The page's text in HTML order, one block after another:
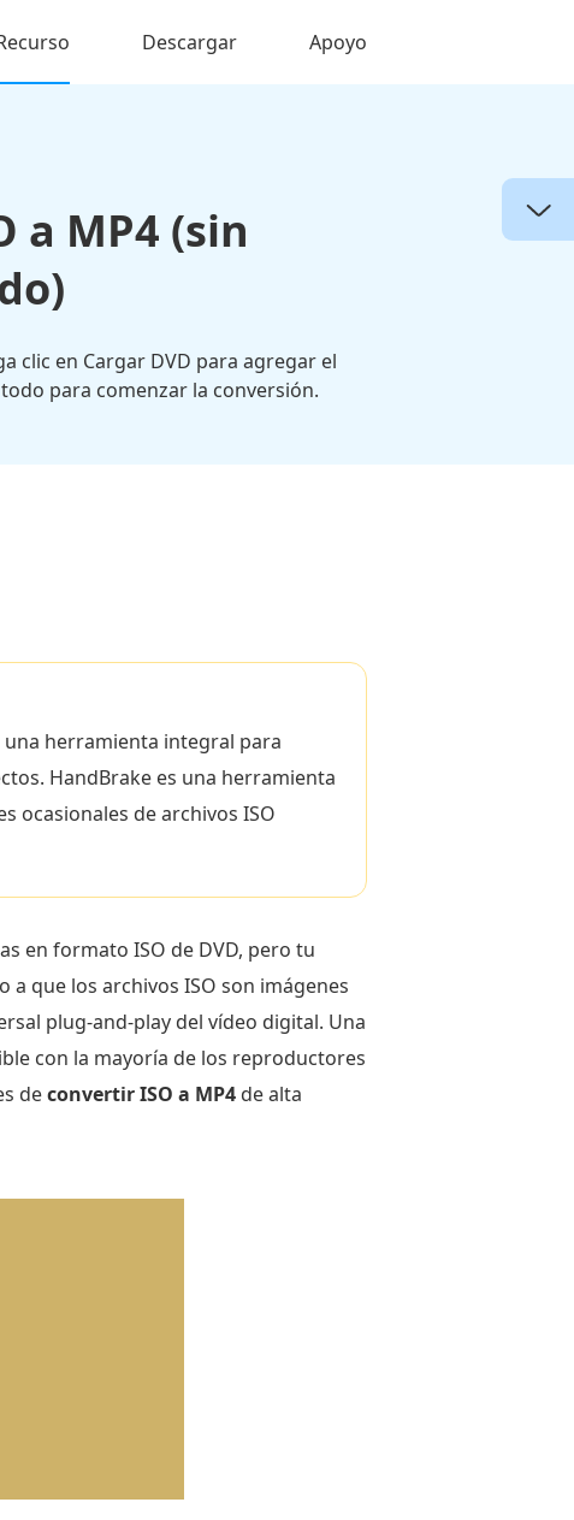
Descargar Apoyo
a MP4 (sin
clic en Cargar DVD para agregar el
para comenzar la conversión.
una herramienta integral para
HandBrake es una herramienta
ocasionales de archivos ISO
en formato ISO de DVD, pero tu
que los archivos ISO son imágenes
plug-and-play del vídeo digital. Una
con la mayoría de los reproductores
deconvertir ISO a MP4 de alta